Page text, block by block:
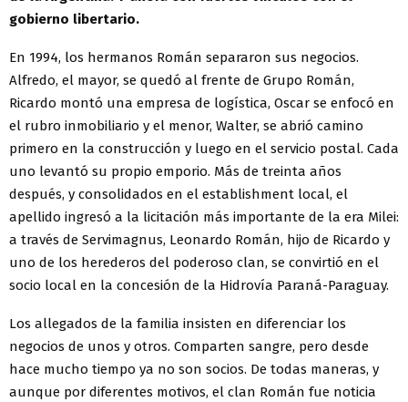
gobierno libertario.
En 1994, los hermanos Román separaron sus negocios.
Alfredo, el mayor, se quedó al frente de Grupo Román,
Ricardo montó una empresa de logística, Oscar se enfocó en
el rubro inmobiliario y el menor, Walter, se abrió camino
primero en la construcción y luego en el servicio postal. Cada
uno levantó su propio emporio. Más de treinta años
después, y consolidados en el establishment local, el
apellido ingresó a la licitación más importante de la era Milei:
a través de Servimagnus, Leonardo Román, hijo de Ricardo y
uno de los herederos del poderoso clan, se convirtió en el
socio local en la concesión de la Hidrovía Paraná-Paraguay.
Los allegados de la familia insisten en diferenciar los
negocios de unos y otros. Comparten sangre, pero desde
hace mucho tiempo ya no son socios. De todas maneras, y
aunque por diferentes motivos, el clan Román fue noticia